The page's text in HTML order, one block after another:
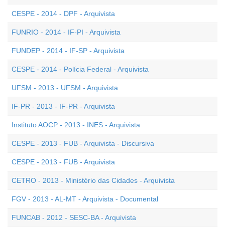
CESPE - 2014 - DPF - Arquivista
FUNRIO - 2014 - IF-PI - Arquivista
FUNDEP - 2014 - IF-SP - Arquivista
CESPE - 2014 - Polícia Federal - Arquivista
UFSM - 2013 - UFSM - Arquivista
IF-PR - 2013 - IF-PR - Arquivista
Instituto AOCP - 2013 - INES - Arquivista
CESPE - 2013 - FUB - Arquivista - Discursiva
CESPE - 2013 - FUB - Arquivista
CETRO - 2013 - Ministério das Cidades - Arquivista
FGV - 2013 - AL-MT - Arquivista - Documental
FUNCAB - 2012 - SESC-BA - Arquivista